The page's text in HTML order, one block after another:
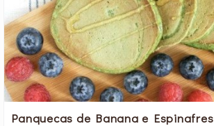
Panquecas de Banana e Espinafres